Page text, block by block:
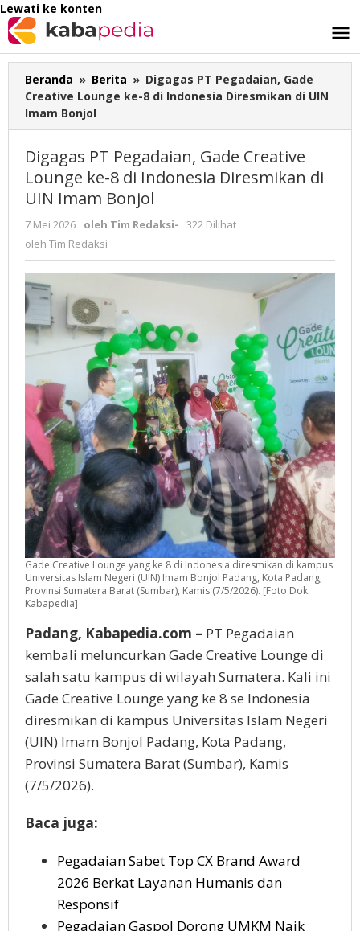
Lewati ke konten
Beranda » Berita » Digagas PT Pegadaian, Gade
Creative Lounge ke-8 di Indonesia Diresmikan di UIN
Imam Bonjol
Digagas PT Pegadaian, Gade Creative
Lounge ke-8 di Indonesia Diresmikan di
UIN Imam Bonjol
7 Mei 2026 oleh Tim Redaksi-
322 Dilihat
oleh Tim Redaksi
Gade Creative Lounge yang ke 8 di Indonesia diresmikan di kampus
Universitas Islam Negeri (UIN) Imam Bonjol Padang, Kota Padang,
Provinsi Sumatera Barat (Sumbar), Kamis (7/5/2026). [Foto:Dok.
Kabapedia]
Padang, Kabapedia.com – PT Pegadaian
kembali meluncurkan Gade Creative Lounge di
salah satu kampus di wilayah Sumatera. Kali ini
Gade Creative Lounge yang ke 8 se Indonesia
diresmikan di kampus Universitas Islam Negeri
(UIN) Imam Bonjol Padang, Kota Padang,
Provinsi Sumatera Barat (Sumbar), Kamis
(7/5/2026).
Baca juga:
Pegadaian Sabet Top CX Brand Award
2026 Berkat Layanan Humanis dan
Responsif
Pegadaian Gaspol Dorong UMKM Naik